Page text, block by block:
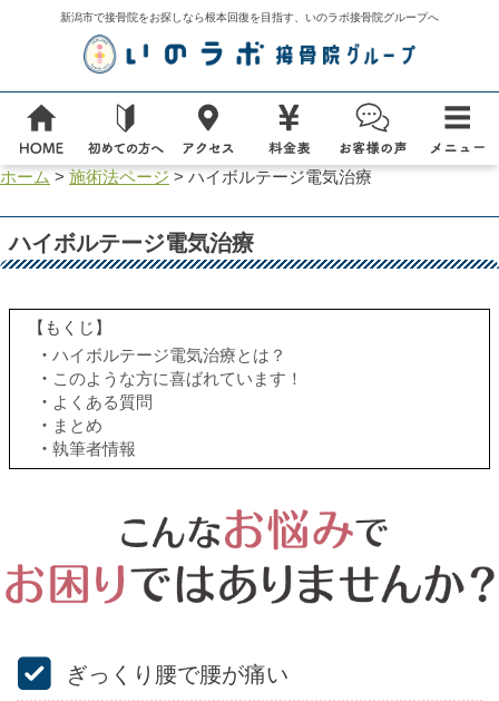
新潟市で接骨院をお探しなら根本回復を目指す、いのラボ接骨院グループへ
ホーム > 施術法ページ > ハイボルテージ電気治療
ハイボルテージ電気治療
【もくじ】
ハイボルテージ電気治療とは？
このような方に喜ばれています！
よくある質問
まとめ
執筆者情報
ぎっくり腰で腰が痛い